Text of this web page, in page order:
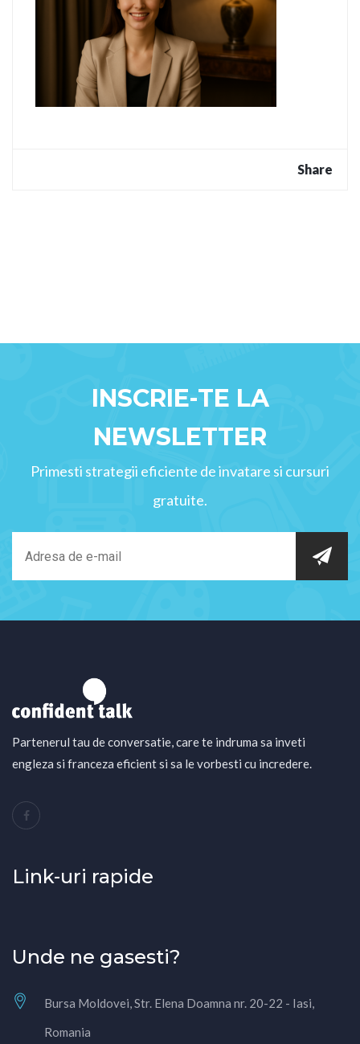
Share
INSCRIE-TE LA
NEWSLETTER
Primesti strategii eficiente de invatare si cursuri
gratuite.
Partenerul tau de conversatie, care te indruma sa inveti
engleza si franceza eficient si sa le vorbesti cu incredere.
Link-uri rapide
Unde ne gasesti?
Bursa Moldovei, Str. Elena Doamna nr. 20-22 - Iasi,
Romania